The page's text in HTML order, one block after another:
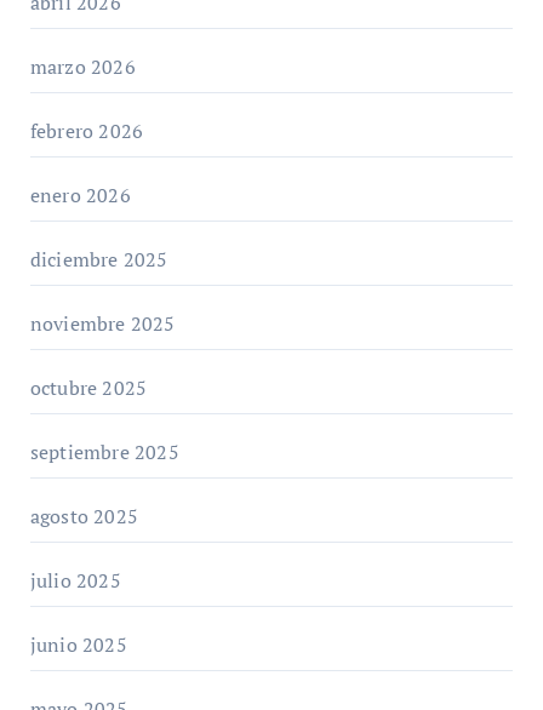
marzo 2026
febrero 2026
enero 2026
diciembre 2025
noviembre 2025
octubre 2025
septiembre 2025
agosto 2025
julio 2025
junio 2025